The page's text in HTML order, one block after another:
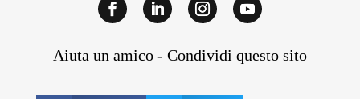
Aiuta un amico - Condividi questo sito